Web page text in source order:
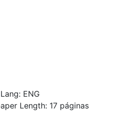
Lang: ENG
Length: 17 páginas